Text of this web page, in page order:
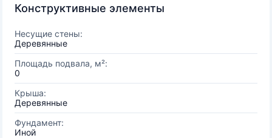
Конструктивные элементы
Несущие стены:
Деревянные
Площадь подвала, м²:
0
Крыша:
Деревянные
Фундамент:
Иной